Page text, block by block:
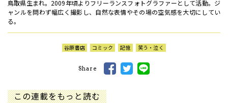
鳥取県生まれ。2009年頃よりフリーランスフォトグラファーとして活動。ジ
ャンルを問わず幅広く撮影し、自然な表情やその場の空気感を大切にしてい
る。
谷原書店 コミック 記憶 笑う・泣く
Share
この連載をもっと読む